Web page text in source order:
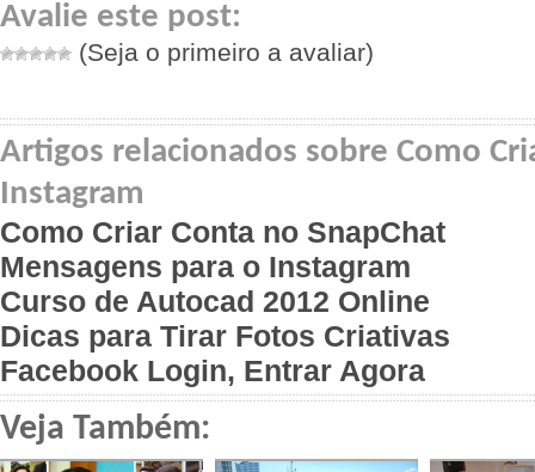
Avalie este post:
(Seja o primeiro a avaliar)
Artigos relacionados sobre Como
Instagram
Como Criar Conta no SnapChat
Mensagens para o Instagram
Curso de Autocad 2012 Online
Dicas para Tirar Fotos Criativas
Facebook Login, Entrar Agora
Veja Também: